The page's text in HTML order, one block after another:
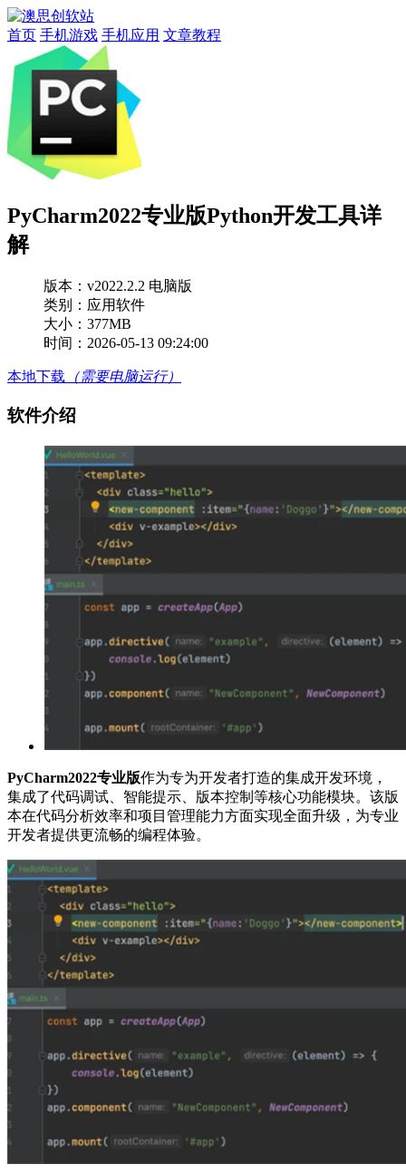
首页 手机游戏 手机应用 文章教程
PyCharm2022专业版Python开发工具详
解
版本： v2022.2.2 电脑版
类别：应用软件
大小：377MB
时间：2026-05-13 09:24:00
本地下载 （需要电脑运行）
软件介绍
PyCharm2022专业版作为专为开发者打造的集成开发环境，
集成了代码调试、智能提示、版本控制等核心功能模块。该版
本在代码分析效率和项目管理能力方面实现全面升级，为专业
开发者提供更流畅的编程体验。